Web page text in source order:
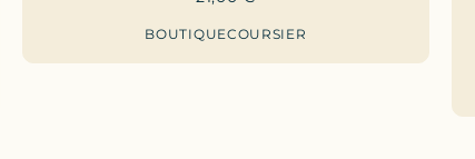
BOUTIQUECOURSIER